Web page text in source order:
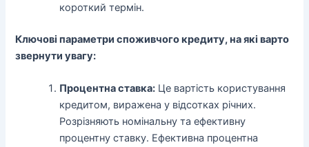
короткий термін.
Ключові параметри споживчого кредиту, на які варто
звернути увагу:
Процентна ставка: Це вартість користування
кредитом, виражена у відсотках річних.
Розрізняють номінальну та ефективну
процентну ставку. Ефективна процентна